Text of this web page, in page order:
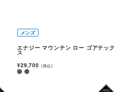
メンズ
エナジー マウンテン ロー ゴアテック
ス
¥29,700 (税込)